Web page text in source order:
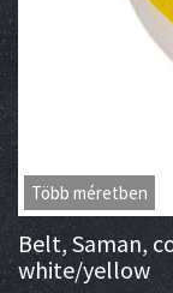
Több méretben
Belt, Saman,
white/yellow